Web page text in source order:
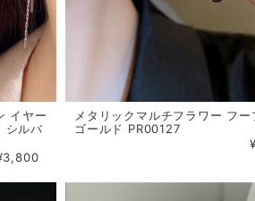
イヤー
シルバ
メタリックマルチフラワー フー
ゴールド PR00127